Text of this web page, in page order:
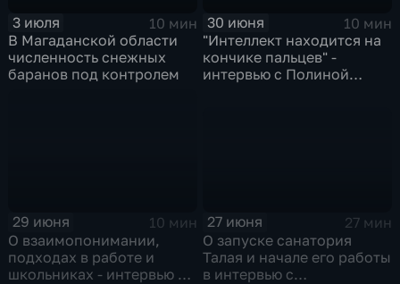
3 июля
10 мин
В Магаданской области
численность снежных
баранов под контролем
30 июня
10 мин
"Интеллект находится на
кончике пальцев" -
интервью с Полиной
29 июня
10 мин
О взаимопонимании,
подходах в работе и
школьниках - интервью с
27 июня
27 мин
О запуске санатория
Талая и начале его работы
в интервью с